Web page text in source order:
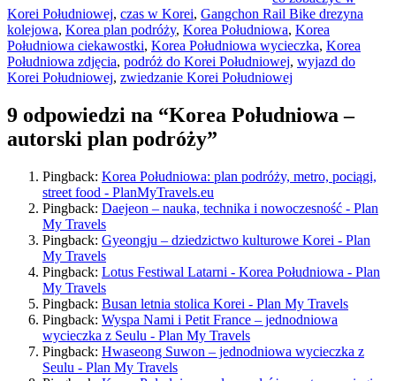
Korei Południowej, czas w Korei, Gangchon Rail Bike drezyna
kolejowa, Korea plan podróży, Korea Południowa, Korea
Południowa ciekawostki, Korea Południowa wycieczka, Korea
Południowa zdjęcia, podróż do Korei Południowej, wyjazd do
Korei Południowej, zwiedzanie Korei Południowej
9 odpowiedzi na “Korea Południowa –
autorski plan podróży”
Pingback: Korea Południowa: plan podróży, metro, pociągi,
street food - PlanMyTravels.eu
Pingback: Daejeon – nauka, technika i nowoczesność - Plan
My Travels
Pingback: Gyeongju – dziedzictwo kulturowe Korei - Plan
My Travels
Pingback: Lotus Festiwal Latarni - Korea Południowa - Plan
My Travels
Pingback: Busan letnia stolica Korei - Plan My Travels
Pingback: Wyspa Nami i Petit France – jednodniowa
wycieczka z Seulu - Plan My Travels
Pingback: Hwaseong Suwon – jednodniowa wycieczka z
Seulu - Plan My Travels